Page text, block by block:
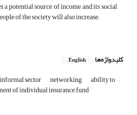
potential source of income and its social
of the society will also increase.
کلیدواژه‌ها English
informal sector networking ability to
of individual insurance fund